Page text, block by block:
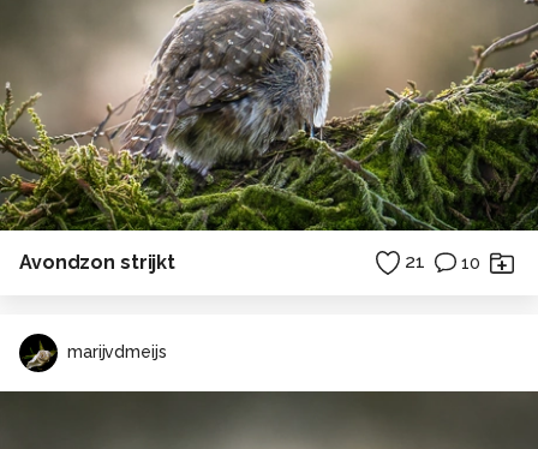
Avondzon strijkt 21 10
marijvdmeijs